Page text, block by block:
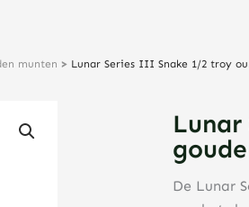
munten > Lunar Series III Snake 1/2 troy
De Lunar